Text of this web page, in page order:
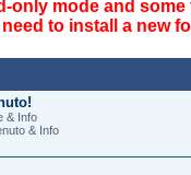
only mode and
to install a new
& Info
& Info